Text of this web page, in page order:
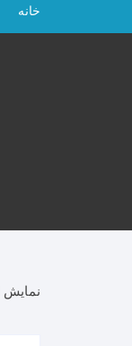
خانه
نمایش 1–16 از 23 نتیجه